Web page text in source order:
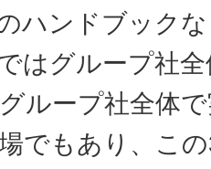
ハンドブック
はグループ社
ループ社全体
でもあり、こ